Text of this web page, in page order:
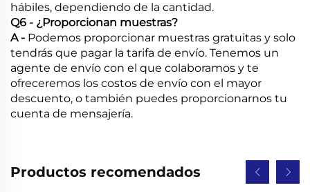
hábiles, dependiendo de la cantidad.
Q6 - ¿Proporcionan muestras?
A - Podemos proporcionar muestras gratuitas y solo
tendrás que pagar la tarifa de envío. Tenemos un
agente de envío con el que colaboramos y te
ofreceremos los costos de envío con el mayor
descuento, o también puedes proporcionarnos tu
cuenta de mensajería.
Productos recomendados